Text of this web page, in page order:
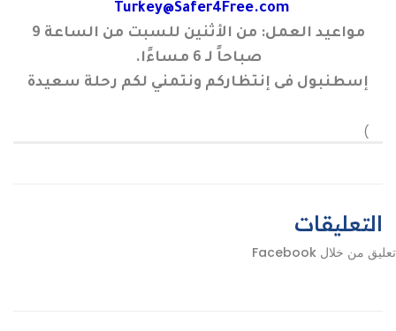
Turkey@Safer4Free.com
مواعيد العمل: من الأثنين للسبت من الساعة 9
صباحاً لـ 6 مساءًا.
إسطنبول فى إنتظاركم ونتمني لكم رحلة سعيدة
)
التعليقات
تعليق من خلال Facebook